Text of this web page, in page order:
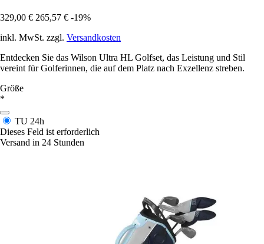
329,00 € 265,57 € -19%
inkl. MwSt. zzgl. Versandkosten
Entdecken Sie das Wilson Ultra HL Golfset, das Leistung und Stil
vereint für Golferinnen, die auf dem Platz nach Exzellenz streben.
Größe
*
TU 24h
Dieses Feld ist erforderlich
Versand in 24 Stunden